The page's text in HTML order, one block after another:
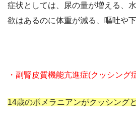
症状としては、尿の量が増える、
欲はあるのに体重が減る、嘔吐や
・副腎皮質機能亢進症(クッシング
14歳のポメラニアンがクッシング